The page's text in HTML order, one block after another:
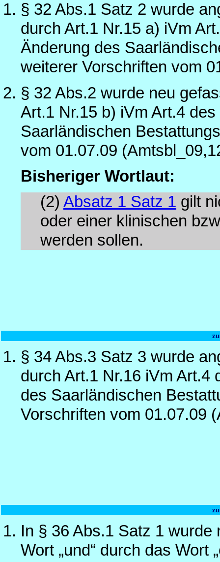
§ 32 Abs.1 Satz 2 wurde
durch Art.1 Nr.15 a) iVm
Änderung des
weiterer Vorschriften vom
§ 32 Abs.2 wurde neu
Art.1 Nr.15 b) iVm Art.4
Saarländischen
vom 01.07.09
Bisheriger Wortlaut:
(2) Absatz 1 Satz 1 gilt
oder einer klinischen
werden sollen.
§ 34 Abs.3 Satz 3 wurde
durch Art.1 Nr.16 iVm Art.4
des Saarländischen
Vorschriften vom 01.07.09
In § 36 Abs.1 Satz 1 wurde
Wort „und“ durch das Wort